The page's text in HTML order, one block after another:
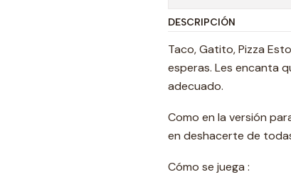
DESCRIPCIÓN
Taco, Gatito, Pizza
esperas. Les encanta
adecuado.
Como en la versión
en deshacerte de
Cómo se juega :